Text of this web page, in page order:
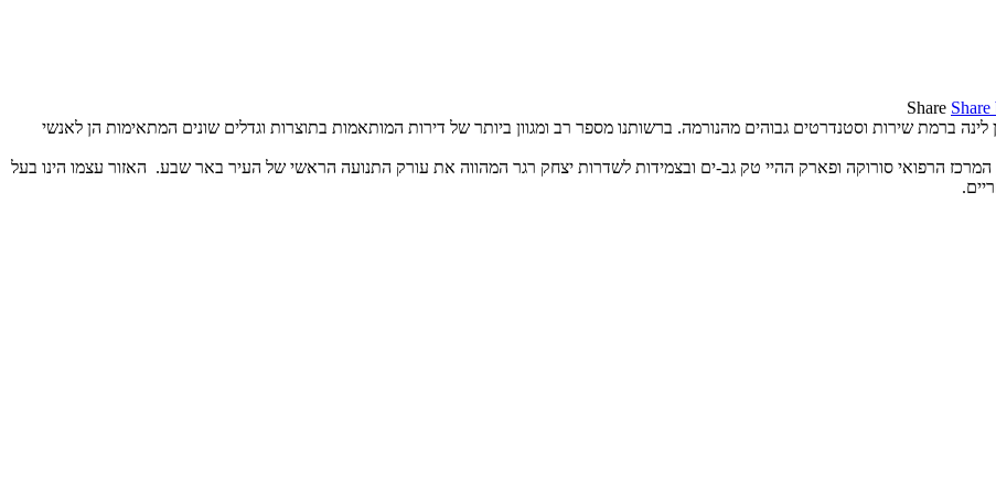
Share
ברמת שירות וסטנדרטים גבוהים מהנורמה. ברשותנו מספר רב ומגוון ביותר של דירות המותאמות בתוצרות וגדלים שונים המתאימות הן לאנשי
המרכז הרפואי סורוקה ופארק ההיי טק גב-ים ובצמידות לשדרות יצחק רגר המהווה את עורק התנועה הראשי של העיר באר שבע. האזור עצמו הינו בעל